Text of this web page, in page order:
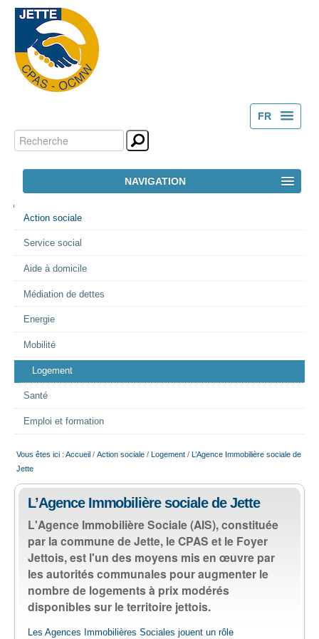
FR
Outils
personnels
Chercher par
Recherche
NAVIGATION
LE CPAS
ACTION SOCIALE
EMPLOI
AIDE ALIMENTAIRE
SENIORS
CULTURE ET JEUNESSE
NAVIGATION
Action sociale
Service social
Aide à domicile
Médiation de dettes
Energie
Mobilité
Logement
Santé
Emploi et formation
Vous êtes ici : Accueil / Action sociale / Logement / L’Agence Immobilière sociale de
Jette
L’Agence Immobilière sociale de Jette
L'Agence Immobilière Sociale (AIS), constituée
par la commune de Jette, le CPAS et le Foyer
Jettois, est l'un des moyens mis en œuvre par
les autorités communales pour augmenter le
nombre de logements à prix modérés
disponibles sur le territoire jettois.
Les Agences Immobilières Sociales jouent un rôle